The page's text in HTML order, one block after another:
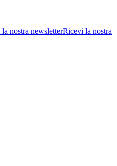
nostra newsletterRicevi la nostra